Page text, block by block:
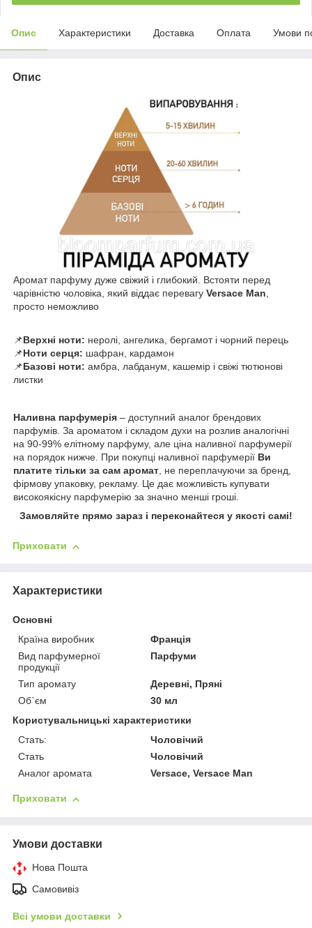
Опис Характеристики Доставка Оплата Умови
Опис
Аромат парфуму дуже свіжий і глибокий. Встояти перед
чарівністю чоловіка, який віддає перевагу Versace Man,
просто неможливо
📌Верхні ноти: неролі, ангелика, бергамот і чорний перець
📌Ноти серця: шафран, кардамон
📌Базові ноти: амбра, лабданум, кашемір і свіжі тютюнові
листки
Наливна парфумерія – доступний аналог брендових
парфумів. За ароматом і складом духи на розлив аналогічні
на 90-99% елітному парфуму, але ціна наливної парфумерії
на порядок нижче. При покупці наливної парфумерії Ви
платите тільки за сам аромат, не переплачуючи за бренд,
фірмову упаковку, рекламу. Це дає можливість купувати
високоякісну парфумерію за значно менші гроші.
Замовляйте прямо зараз і переконайтеся у якості самі!
Приховати
Характеристики
Основні
Країна виробник
Франція
Вид парфумерної
продукції
Парфуми
Тип аромату
Деревні, Пряні
Об`єм
30 мл
Користувальницькі характеристики
Стать:
Чоловічий
Стать
Чоловічий
Аналог аромата
Versace, Versace Man
Приховати
Умови доставки
Нова Пошта
Самовивіз
Всі умови доставки